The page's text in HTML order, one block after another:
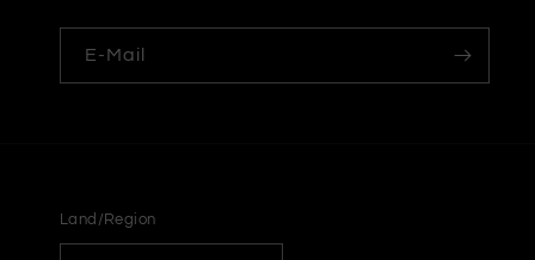
E-Mail
Land/Region